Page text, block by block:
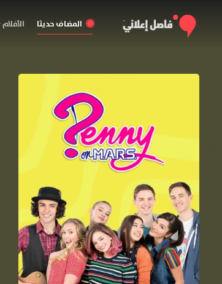
المضاف حديثا الأفلام